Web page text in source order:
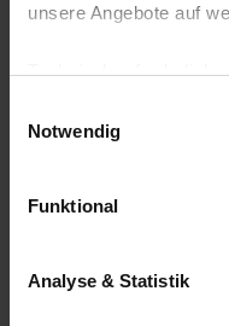
unsere Angebote auf
Technisch
grundlegende
gewährleisten.
Für die Darstellung
und Inhalte aufgrund
Notwendig
Funktional
Analyse & Statistik